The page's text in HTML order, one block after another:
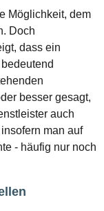
Möglichkeit, dem
Doch
dass ein
besser gesagt,
auch
man auf
- häufig nur noch